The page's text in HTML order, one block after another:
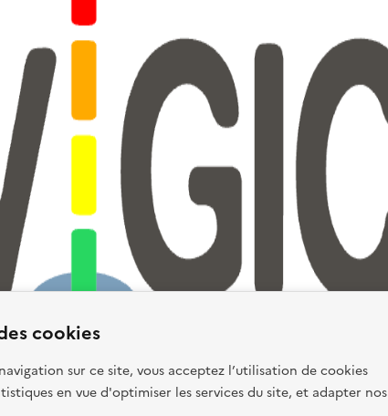
cookies
sur ce site, vous acceptez l’utilisation de cookies
en vue d'optimiser les services du site, et adapter nos